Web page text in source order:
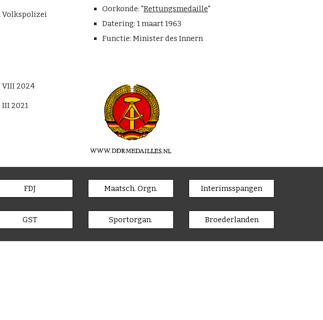
Volkspolizei
Oorkonde: "Rettungsmedaille"
Datering: 1 maart 1963
Functie: Minister des Innern
VIII 2024
2021
FDJ
GST
Maatsch. Orgn.
Sportorgan.
Interimsspangen
Broederlanden